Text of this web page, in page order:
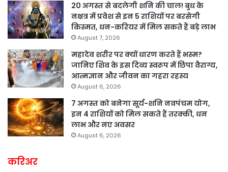
20 अगस्त से बदलेगी शनि की चाल! बुध के
नक्षत्र में प्रवेश से इन 5 राशियों पर बरसेगी
किस्मत, धन-करियर में मिल सकते हैं बड़े लाभ
August 7, 2026
महादेव शरीर पर क्यों धारण करते हैं भस्म?
जानिए शिव के इस दिव्य स्वरूप में छिपा वैराग्य,
आत्मज्ञान और जीवन का गहरा रहस्य
August 6, 2026
7 अगस्त को बनेगा सूर्य-शनि नवपंचम योग,
इन 4 राशियों को मिल सकते हैं तरक्की, धन
लाभ और नए अवसर
August 6, 2026
करिअर